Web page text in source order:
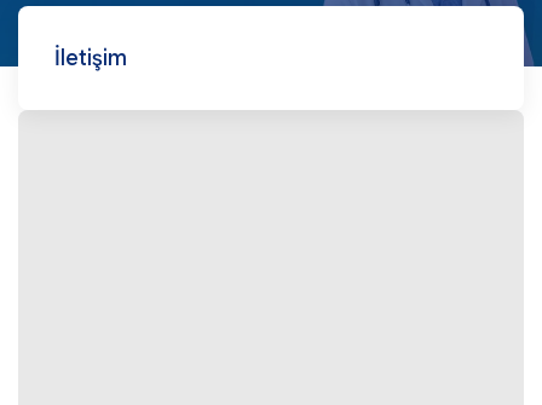
İletişim